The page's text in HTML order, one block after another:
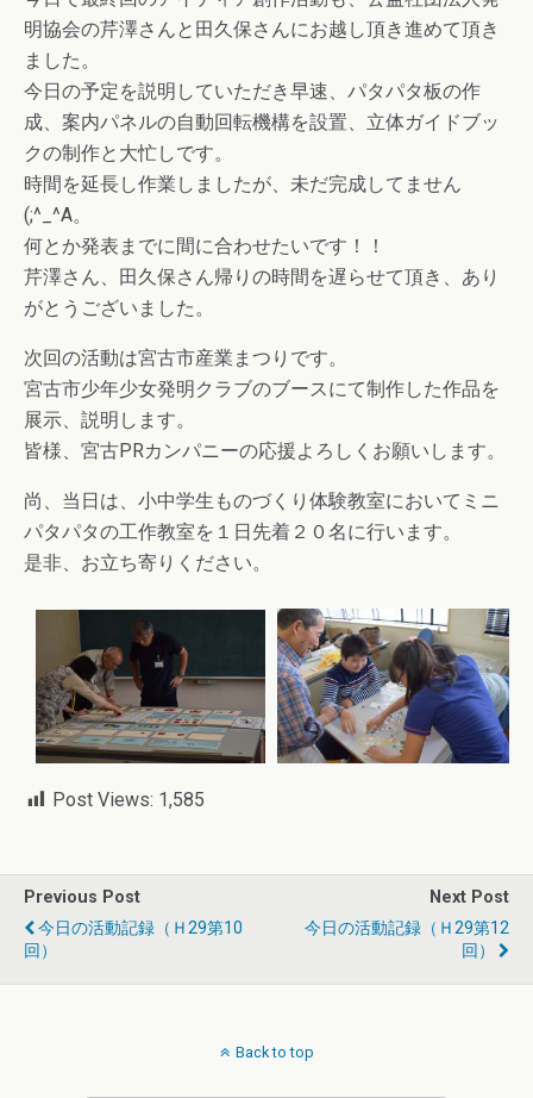
明協会の芹澤さんと田久保さんにお越し頂き進めて頂き
ました。
今日の予定を説明していただき早速、パタパタ板の作
成、案内パネルの自動回転機構を設置、立体ガイドブッ
クの制作と大忙しです。
時間を延長し作業しましたが、未だ完成してません
(;^_^A。
何とか発表までに間に合わせたいです！！
芹澤さん、田久保さん帰りの時間を遅らせて頂き、あり
がとうございました。
次回の活動は宮古市産業まつりです。
宮古市少年少女発明クラブのブースにて制作した作品を
展示、説明します。
皆様、宮古PRカンパニーの応援よろしくお願いします。
尚、当日は、小中学生ものづくり体験教室においてミニ
パタパタの工作教室を１日先着２０名に行います。
是非、お立ち寄りください。
Post Views: 1,585
Previous Post
今日の活動記録（Ｈ29第10
回）
Next Post
今日の活動記録（Ｈ29第12
回）
Back to top